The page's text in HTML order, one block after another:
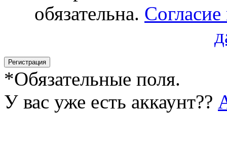
обязательна.
*Обязательные поля.
У вас уже есть аккаунт??